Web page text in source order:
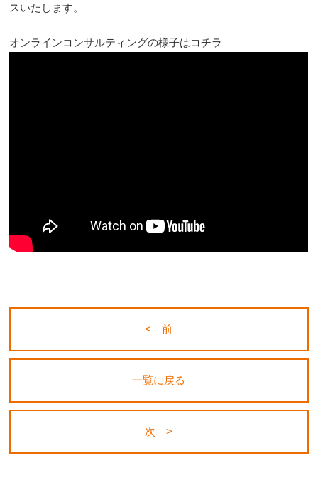
スいたします。
オンラインコンサルティングの様子はコチラ
< 前
一覧に戻る
次 >